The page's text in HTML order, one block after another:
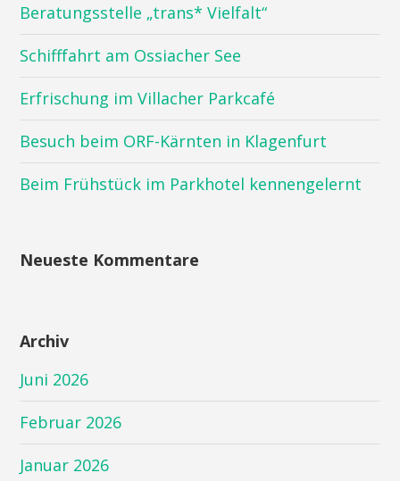
Beratungsstelle „trans* Vielfalt“
Schifffahrt am Ossiacher See
Erfrischung im Villacher Parkcafé
Besuch beim ORF-Kärnten in Klagenfurt
Beim Frühstück im Parkhotel kennengelernt
Neueste Kommentare
Archiv
Juni 2026
Februar 2026
Januar 2026